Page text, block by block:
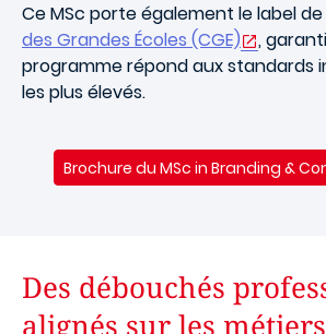
Ce MSc porte également le label de
des Grandes Écoles (CGE)
,
programme répond aux standards
les plus élevés.
Brochure du MSc in Branding &
Des débouchés
alignés sur les